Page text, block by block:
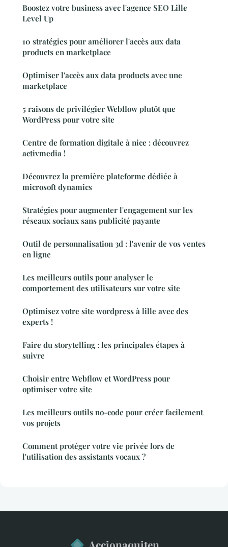
Boostez votre business avec l'agence SEO Lille
Level Up
10 stratégies pour améliorer l'accès aux data
products en marketplace
Optimiser l'accès aux data products avec une
marketplace
5 raisons de privilégier Webflow plutôt que
WordPress pour votre site
Centre de formation digitale à nice : découvrez
activmedia !
Découvrez la première plateforme dédiée à
microsoft dynamics
Stratégies pour augmenter l'engagement sur les
réseaux sociaux sans publicité payante
Outil de personnalisation 3d : l'avenir de vos ventes
en ligne
Les meilleurs outils pour analyser le
comportement des utilisateurs sur votre site
Optimisez votre site wordpress à lille avec des
experts !
Faire du storytelling : les principales étapes à
suivre
Choisir entre Webflow et WordPress pour
optimiser votre site
Les meilleurs outils no-code pour créer facilement
vos projets
Comment protéger votre vie privée lors de
l'utilisation des assistants vocaux ?